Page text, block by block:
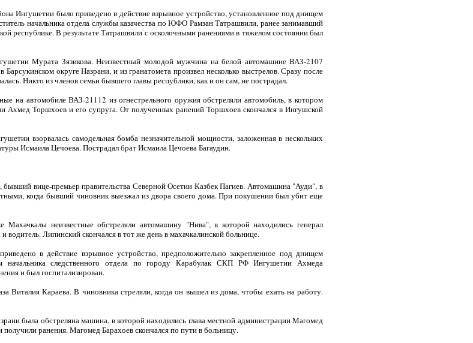
Ингушетии было приведено в действие взрывное устройство, установленное под днищем
начальника отдела службы казачества по ЮФО Рамзан Татрашвили, ранее занимавший
республике. В результате Татрашвили с осколочными ранениями в тяжелом состоянии был
Мурата Зязикова. Неизвестный молодой мужчина на белой автомашине ВАЗ-2107
округе Назрани, и из гранатомета произвел несколько выстрелов. Сразу после
Никто из членов семьи бывшего главы республики, как и он сам, не пострадал.
на автомобиле ВАЗ-21112 из огнестрельного оружия обстреляли автомобиль, в котором
Торшхоев и его супруга. От полученных ранений Торшхоев скончался в Ингушской
взорвалась самодельная бомба незначительной мощности, заложенная в нескольких
Исмаила Цечоева. Пострадал брат Исмаила Цечоева Багаудин.
вице-премьер правительства Северной Осетии Казбек Пагиев. Автомашина "Ауди", в
когда бывший чиновник выезжал из двора своего дома. При покушении был убит еще
неизвестные обстреляли автомашину "Нива", в которой находились генерал
Липинский скончался в тот же день в махачкалинской больнице.
в действие взрывное устройство, предположительно закрепленное под днищем
начальника следственного отдела по городу Карабулак СКП РФ Ингушетии Ахмеда
и был госпитализирован.
Виталия Караева. В чиновника стреляли, когда он вышел из дома, чтобы ехать на работу.
была обстреляна машина, в которой находились глава местной администрации Магомед
получили ранения. Магомед Барахоев скончался по пути в больницу.